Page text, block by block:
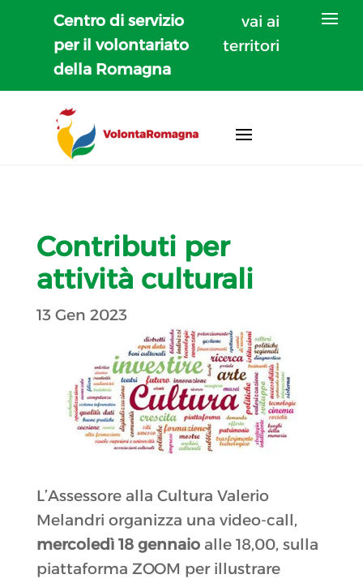
Centro di servizio
per il volontariato
della Romagna
vai ai
territori
Contributi per
attività culturali
13 Gen 2023
L’Assessore alla Cultura Valerio
Melandri organizza una video-call,
mercoledì 18 gennaioalle 18,00, sulla
piattaforma ZOOM per illustrare